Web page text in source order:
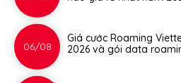
06/08
Giá cước Roaming
2026 và gói data